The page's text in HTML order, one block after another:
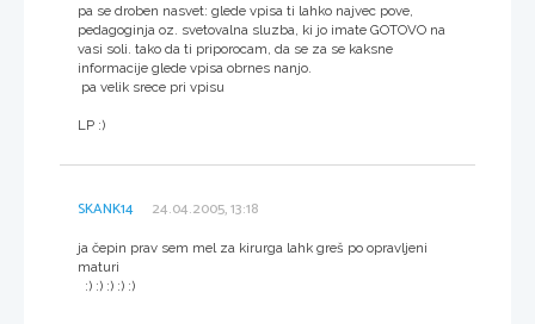
pa se droben nasvet: glede vpisa ti lahko najvec pove,
pedagoginja oz. svetovalna sluzba, ki jo imate GOTOVO na
vasi soli. tako da ti priporocam, da se za se kaksne
informacije glede vpisa obrnes nanjo.
pa velik srece pri vpisu
LP :)
SKANK14 24.04.2005, 13:18
ja čepin prav sem mel za kirurga lahk greš po opravljeni
maturi
:) :) :) :) :)